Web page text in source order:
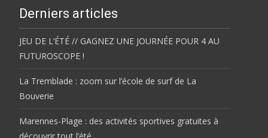
Derniers articles
JEU DE L’ÉTÉ // GAGNEZ UNE JOURNÉE POUR 4 AU
FUTUROSCOPE !
La Tremblade : zoom sur l’école de surf de La
Bouverie
Marennes-Plage : des activités sportives gratuites à